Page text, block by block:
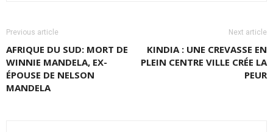
Previous article
AFRIQUE DU SUD: MORT DE
WINNIE MANDELA, EX-
ÉPOUSE DE NELSON
MANDELA
Next article
KINDIA : UNE CREVASSE EN
PLEIN CENTRE VILLE CRÉE LA
PEUR